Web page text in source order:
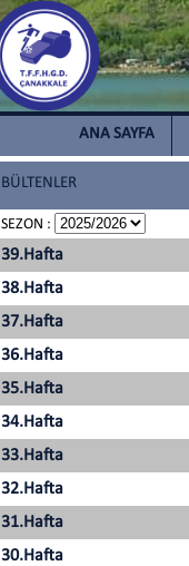
ANA SAYFA
BÜLTENLER
SEZON :
39.Hafta
38.Hafta
37.Hafta
36.Hafta
35.Hafta
34.Hafta
33.Hafta
32.Hafta
31.Hafta
30.Hafta